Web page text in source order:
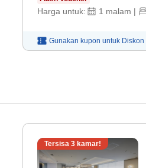
Harga untuk: 1 malam |
Gunakan kupon untuk Diskon
Tersisa 3 kamar!